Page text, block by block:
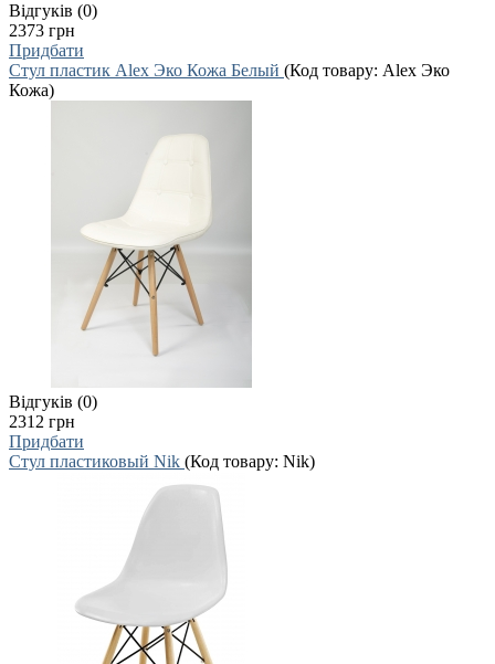
Відгуків (0)
2373 грн
Придбати
Стул пластик Alex Эко Кожа Белый (Код товару: Alex Эко
Кожа)
Відгуків (0)
2312 грн
Придбати
Стул пластиковый Nik (Код товару: Nik)